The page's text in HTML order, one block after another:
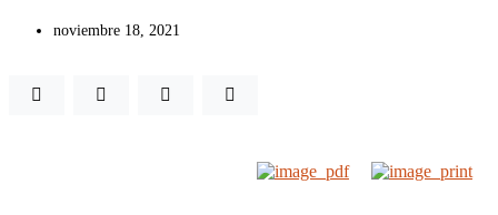
noviembre 18, 2021